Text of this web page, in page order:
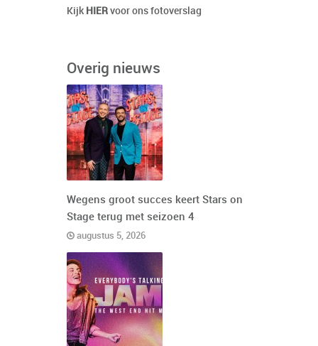
Kijk HIER voor ons fotoverslag
Overig nieuws
Wegens groot succes keert Stars on
Stage terug met seizoen 4
augustus 5, 2026